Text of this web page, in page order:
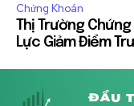
Chứng Khoán
Thị Trường
Lực Giảm Điểm